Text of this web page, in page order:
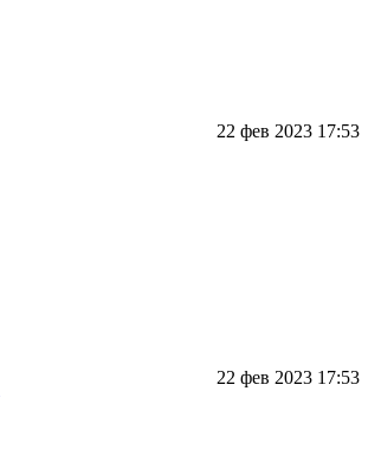
22 фев 2023 17:53
22 фев 2023 17:53